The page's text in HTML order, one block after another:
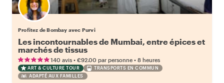
Profitez de Bombay avec Purvi
Les incontournables de Mumbai, entre épices et
marchés de tissus
140 avis • €92.00 par personne • 8 heures
ART & CULTURE TOUR
TRANSPORTS EN COMMUN
ADAPTÉ AUX FAMILLES